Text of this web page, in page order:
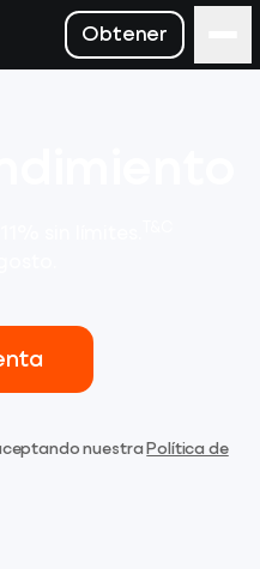
Obtener
nuestra Política de